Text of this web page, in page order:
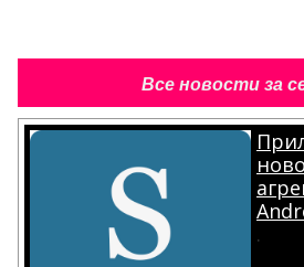
Все новости за
.